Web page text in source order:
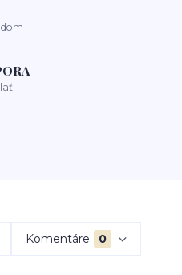
Komentáre 0